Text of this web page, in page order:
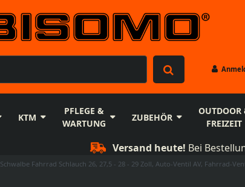
KTM
PFLEGE &
WARTUNG
ZUBEHÖR
OUTDOOR
FREIZEIT
Versand heute! Bei
Schwalbe Fahrrad Schlauch 26, 27,5 - 28 - 29 Zoll, Auto-Ventil AV, Fahrrad-